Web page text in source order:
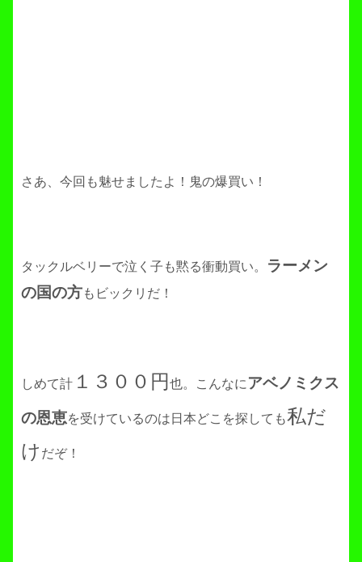
さあ、今回も魅せましたよ！鬼の爆買い！
タックルベリーで泣く子も黙る衝動買い。
ラーメン
の国の方もビックリだ！
しめて計 １３００円 也。こんなに アベノミクス
の恩恵を受けているのは日本どこを探しても私だ
け だぞ！